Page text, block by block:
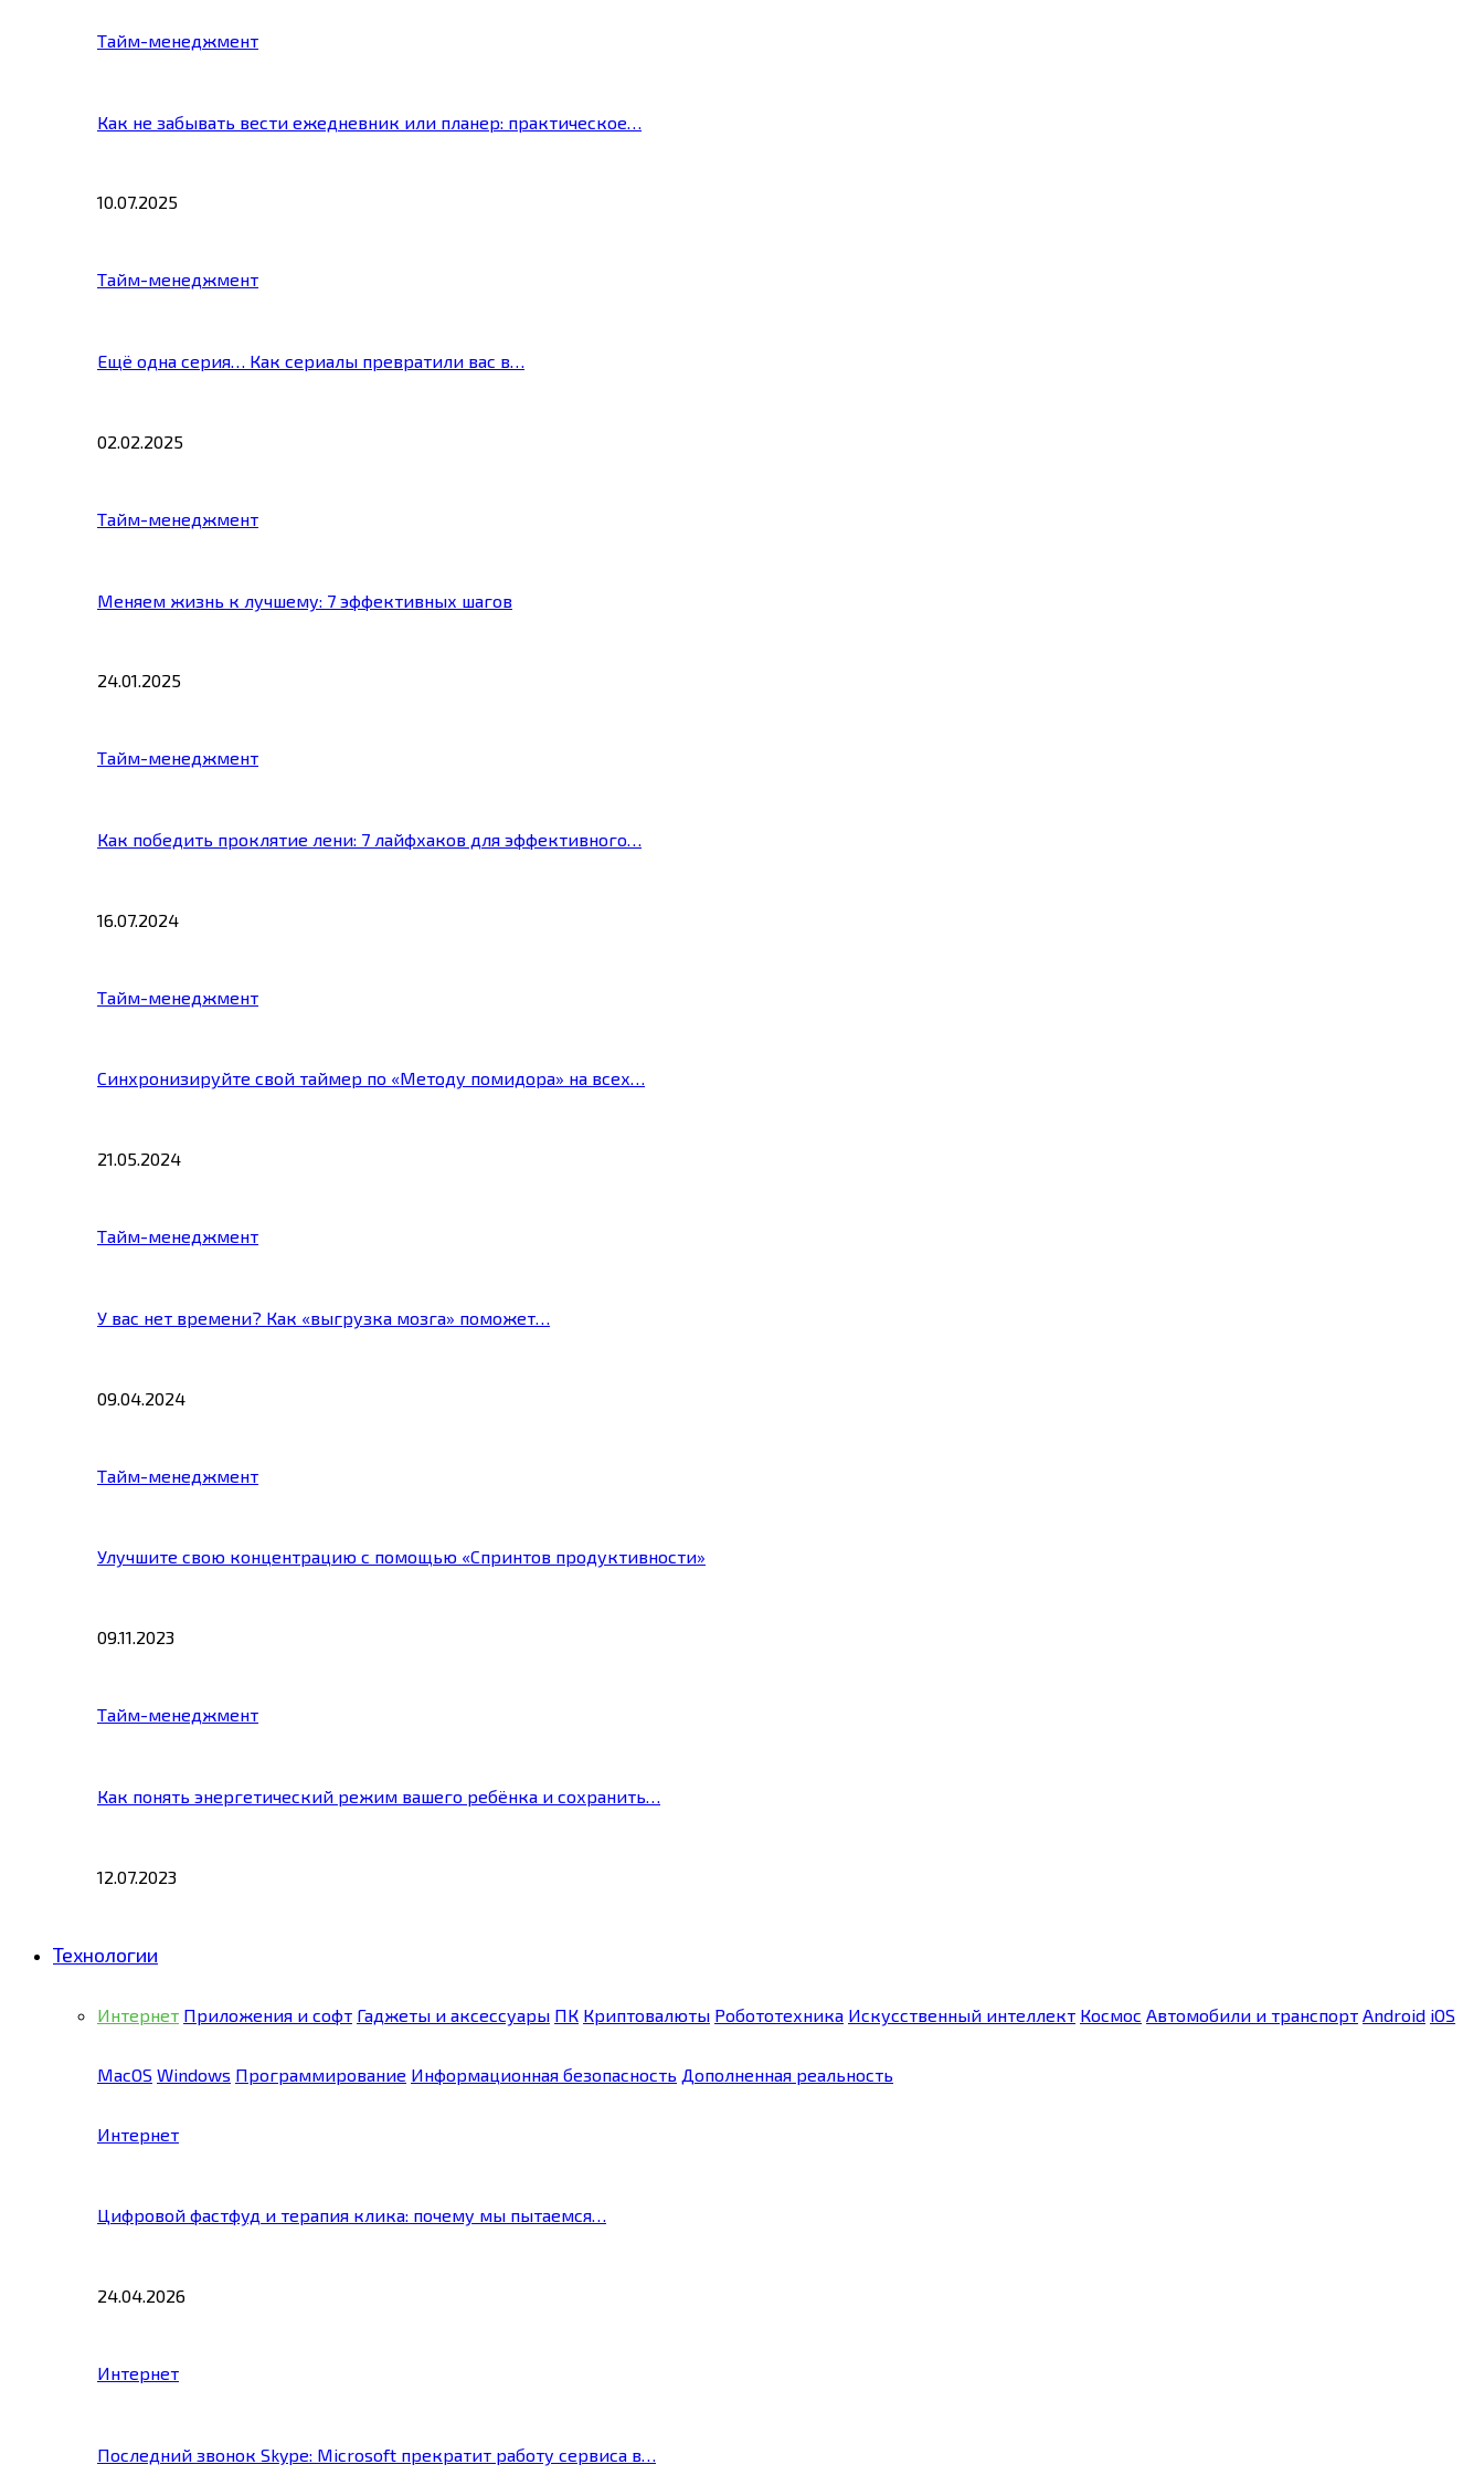
Тайм-менеджмент
Как не забывать вести ежедневник или планер: практическое…
10.07.2025
Тайм-менеджмент
Ещё одна серия… Как сериалы превратили вас в…
02.02.2025
Тайм-менеджмент
Меняем жизнь к лучшему: 7 эффективных шагов
24.01.2025
Тайм-менеджмент
Как победить проклятие лени: 7 лайфхаков для эффективного…
16.07.2024
Тайм-менеджмент
Синхронизируйте свой таймер по «Методу помидора» на всех…
21.05.2024
Тайм-менеджмент
У вас нет времени? Как «выгрузка мозга» поможет…
09.04.2024
Тайм-менеджмент
Улучшите свою концентрацию с помощью «Спринтов продуктивности»
09.11.2023
Тайм-менеджмент
Как понять энергетический режим вашего ребёнка и сохранить…
12.07.2023
Технологии
Интернет Приложения и софт Гаджеты и аксессуары ПК Криптовалюты Робототехника Искусственный интеллект Космос Автомобили и транспорт Android iOS
MacOS Windows Программирование Информационная безопасность Дополненная реальность
Интернет
Цифровой фастфуд и терапия клика: почему мы пытаемся…
24.04.2026
Интернет
Последний звонок Skype: Microsoft прекратит работу сервиса в…